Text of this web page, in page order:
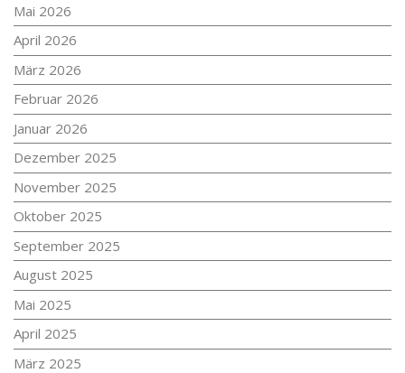
Mai 2026
April 2026
März 2026
Februar 2026
Januar 2026
Dezember 2025
November 2025
Oktober 2025
September 2025
August 2025
Mai 2025
April 2025
März 2025